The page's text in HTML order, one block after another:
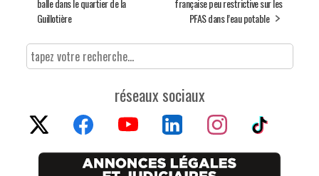
balle dans le quartier de la
Guillotière
française peu restrictive sur les
PFAS dans l’eau potable
réseaux sociaux